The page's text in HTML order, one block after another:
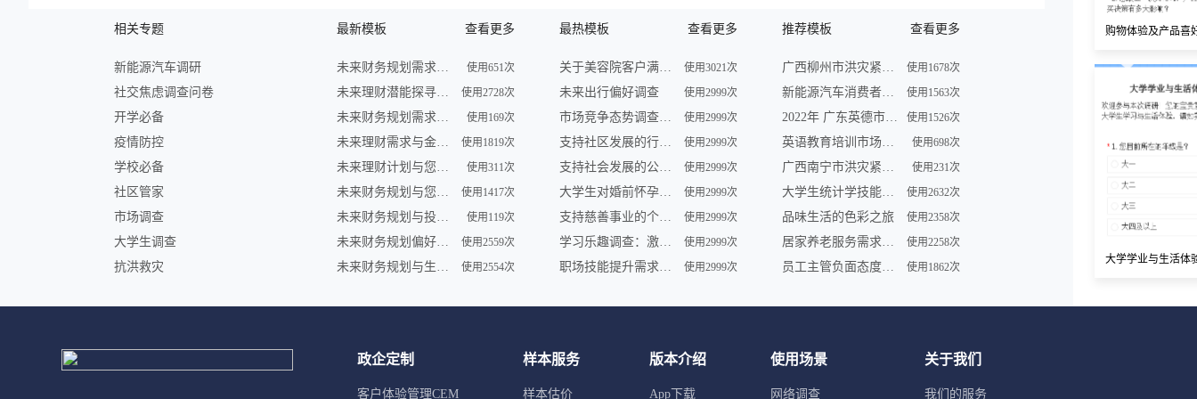
相关专题
新能源汽车调研
社交焦虑调查问卷
开学必备
疫情防控
学校必备
社区管家
市场调查
大学生调查
抗洪救灾
最新模板 查看更多
未来财务规划需求调查 使用651次
未来理财潜能探寻调查 使用2728次
未来财务规划需求调查 使用169次
未来理财需求与金融形势调查 使用1819次
未来理财计划与您共享 | 金融服务调查 使用311次
未来财务规划与您——一场智慧之旅 使用1417次
未来财务规划与投资展望调查 使用119次
未来财务规划偏好及理财趋势调查 使用2559次
未来财务规划与生活愿景调查 使用2554次
最热模板 查看更多
关于美容院客户满意度的问卷调查 使用3021次
未来出行偏好调查 使用2999次
市场竞争态势调查问卷 使用2999次
支持社区发展的行动调查 使用2999次
支持社会发展的公益组织参与及需求调查 使用2999次
大学生对婚前怀孕认知调查 使用2999次
支持慈善事业的个人行为调查 使用2999次
学习乐趣调查：激发学员学习动力 使用2999次
职场技能提升需求调查 使用2999次
推荐模板 查看更多
广西柳州市洪灾紧急求助信息登记表 使用1678次
新能源汽车消费者购买车意向调查问卷 使用1563次
2022年 广东英德市洪灾紧急求助信息登记表 使用1526次
英语教育培训市场调查问卷表模板 使用698次
广西南宁市洪灾紧急求助信息登记表 使用231次
大学生统计学技能调查问卷 使用2632次
品味生活的色彩之旅 使用2358次
居家养老服务需求调研问卷 使用2258次
员工主管负面态度问卷 使用1862次
购物体验及产品喜
大学学业与生活体
政企定制
客户体验管理CEM
样本服务
样本估价
版本介绍
App下载
使用场景
网络调查
关于我们
我们的服务